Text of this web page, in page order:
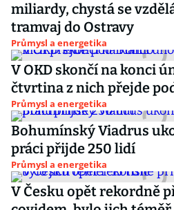
miliardy, chystá se
tramvaj do Ostravy
Průmysl a energetika
V OKD skončí na konci
čtvrtina z nich přejde
Průmysl a energetika
Bohumínský Viadrus
práci přijde 250 lidí
Průmysl a energetika
V Česku opět rekordně